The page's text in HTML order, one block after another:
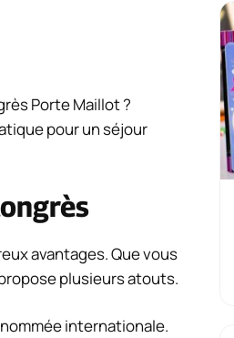
Porte Maillot ?
pour un séjour
avantages. Que vous
plusieurs atouts.
internationale.